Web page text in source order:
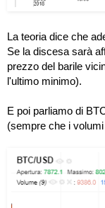
La teoria dice che
Se la discesa sarà
prezzo del barile
l'ultimo minimo).
E poi parliamo di
(sempre che i